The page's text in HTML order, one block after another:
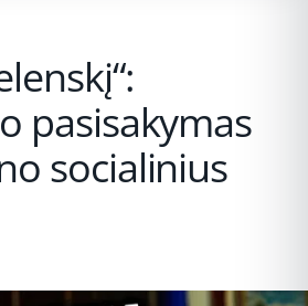
pasisakymas
socialinius